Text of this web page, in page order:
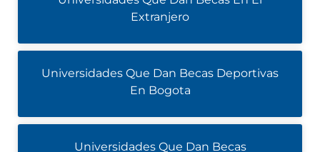
Extranjero
Universidades Que Dan Becas Deportivas
En Bogota
Universidades Que Dan Becas